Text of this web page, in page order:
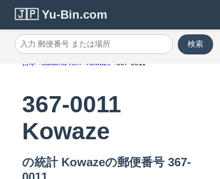
🇯🇵 Yu-Bin.com
入力 郵便番号 または場所
検索
日本 Saitama Ken Kowaze 367-0011
367-0011
Kowaze
の統計 Kowazeの郵便番号 367-